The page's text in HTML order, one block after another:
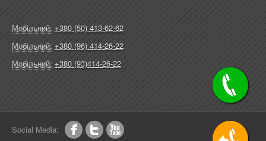
Мобільний: +380 (50) 413-62-62
Мобільний: +380 (96) 414-26-22
Мобільний: +380 (93)414-26-22
Social Media: